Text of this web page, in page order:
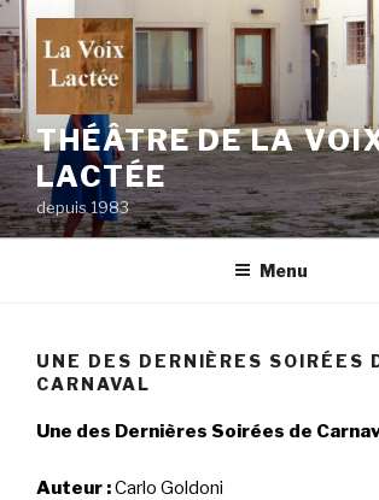
Skip
to
content
THÉÂTRE DE LA
LACTÉE
depuis 1983
Menu
UNE DES DERNIÈRES SOIRÉES
CARNAVAL
Une des Dernières Soirées de
Auteur :Carlo Goldoni